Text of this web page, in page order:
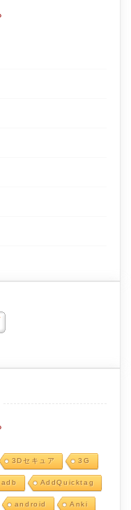
3Dセキュア 3G
adb AddQuicktag
android Anki